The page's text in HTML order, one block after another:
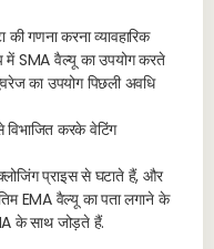
गणना करना व्यावहारिक
SMA वैल्यू का उपयोग करते
का उपयोग पिछली अवधि
करके वेटिंग
प्राइस से घटाते हैं, और
EMA वैल्यू का पता लगाने के
के साथ जोड़ते हैं.